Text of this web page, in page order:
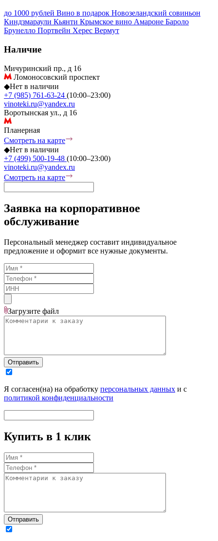
до 1000 рублей Вино в подарок Новозеландский совиньон
Киндзмараули Кьянти Крымское вино Амароне Бароло
Брунелло Портвейн Херес Вермут
Наличие
Мичуринский пр., д 16
Ломоносовский проспект
◆Нет в наличии
+7 (985) 761-63-24 (10:00–23:00)
vinoteki.ru@yandex.ru
Воротынская ул., д 16
Планерная
Смотреть на карте
◆Нет в наличии
+7 (499) 500-19-48 (10:00–23:00)
vinoteki.ru@yandex.ru
Смотреть на карте
Заявка на корпоративное
обслуживание
Персональный менеджер составит индивидуальное
предложение и оформит все нужные документы.
Загрузите файл
Отправить
Я согласен(на) на обработку персональных данных и с
политикой конфиденциальности
Купить в 1 клик
Отправить